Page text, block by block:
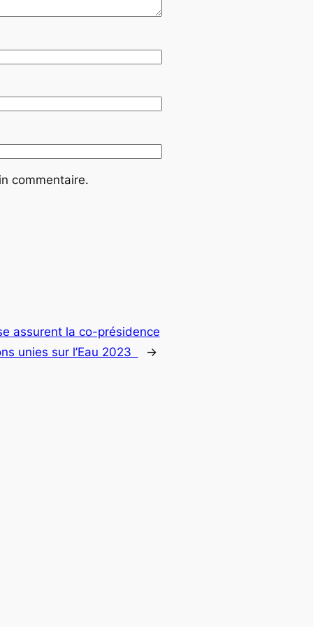
commentaire.
assurent la co-présidence
unies sur l’Eau 2023 →